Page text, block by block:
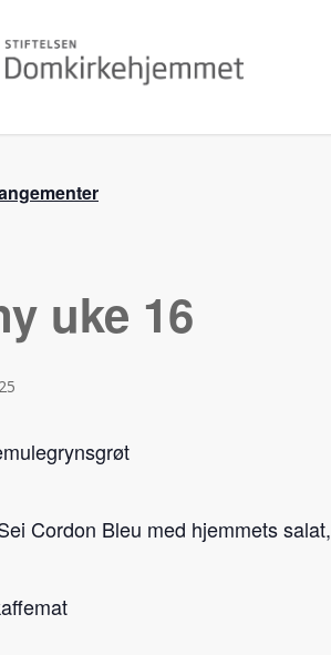
uke 16
Cordon Bleu med hjemmets